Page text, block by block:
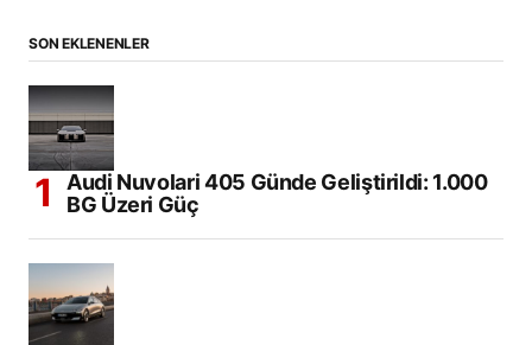
SON EKLENENLER
Audi Nuvolari 405 Günde Geliştirildi: 1.000
BG Üzeri Güç